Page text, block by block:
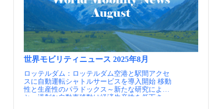
未来を描く共創プロジェクト Googleマップで欧
州内の移動、燃費の良いルート選択で排出量削
減を支援、自転車ルートは交通量や坂道の把握
も 情報提供元：一般社団法人日本モビリティ・
マネジメント会議 定期的にメールでの情報提供
を希望される方はJCOMMのWebページより、
JCOMMメーリングリストへの登録を行ってくだ
さい。 JCOMMメーリングリスト配信内容・
の実務と研究に関わる様々な情報交換を支援す
ることを目的として、 一般社団法人 日本モビ
リティ・マネジメント会議より配信するニュー
ズレターです。・MM関連ニュース（毎月）
世界モビリティニュース 2025年8月
ロッテルダム：ロッテルダム空港と駅間アクセ
スに自動運転シャトルサービスを導入開始 移動
性と生産性のパラドックス～新たな研究による
と、過剰な自動車移動は経済生産性を低下さ